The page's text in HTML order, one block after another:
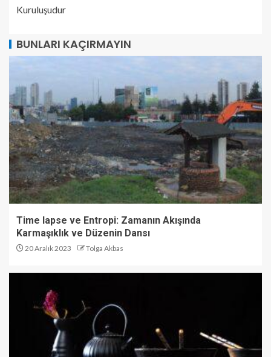
Kuruluşudur
BUNLARI KAÇIRMAYIN
Time lapse ve Entropi: Zamanın Akışında
Karmaşıklık ve Düzenin Dansı
20 Aralık 2023 Tolga Akbas